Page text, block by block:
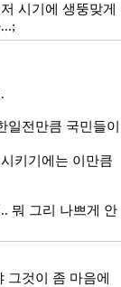
시기에 생뚱맞게
전만큼 국민들이
키기에는 이만큼
뭐 그리 나쁘게 안
그것이 좀 마음에